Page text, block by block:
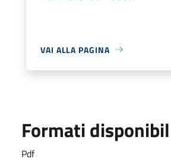
VAI ALLA PAGINA
Formati
Pdf